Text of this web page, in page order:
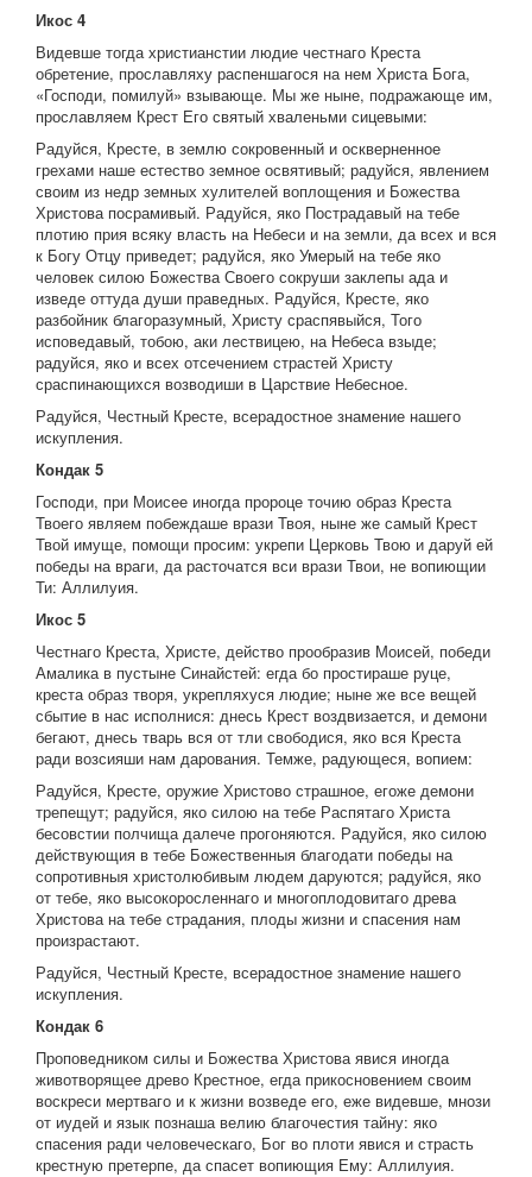
Икос 4
Видевше тогда христианстии людие честнаго Креста
обретение, прославляху распеншагося на нем Христа Бога,
«Господи, помилуй» взывающе. Мы же ныне, подражающе им,
прославляем Крест Его святый хваленьми сицевыми:
Радуйся, Кресте, в землю сокровенный и оскверненное
грехами наше естество земное освятивый; радуйся, явлением
своим из недр земных хулителей воплощения и Божества
Христова посрамивый. Радуйся, яко Пострадавый на тебе
плотию прия всяку власть на Небеси и на земли, да всех и вся
к Богу Отцу приведет; радуйся, яко Умерый на тебе яко
человек силою Божества Своего сокруши заклепы ада и
изведе оттуда души праведных. Радуйся, Кресте, яко
разбойник благоразумный, Христу сраспявыйся, Того
исповедавый, тобою, аки лествицею, на Небеса взыде;
радуйся, яко и всех отсечением страстей Христу
сраспинающихся возводиши в Царствие Небесное.
Радуйся, Честный Кресте, всерадостное знамение нашего
искупления.
Кондак 5
Господи, при Моисее иногда пророце точию образ Креста
Твоего являем побеждаше врази Твоя, ныне же самый Крест
Твой имуще, помощи просим: укрепи Церковь Твою и даруй ей
победы на враги, да расточатся вси врази Твои, не вопиющии
Ти: Аллилуия.
Икос 5
Честнаго Креста, Христе, действо прообразив Моисей, победи
Амалика в пустыне Синайстей: егда бо простираше руце,
креста образ творя, укрепляхуся людие; ныне же все вещей
сбытие в нас исполнися: днесь Крест воздвизается, и демони
бегают, днесь тварь вся от тли свободися, яко вся Креста
ради возсияши нам дарования. Темже, радующеся, вопием:
Радуйся, Кресте, оружие Христово страшное, егоже демони
трепещут; радуйся, яко силою на тебе Распятаго Христа
бесовстии полчища далече прогоняются. Радуйся, яко силою
действующия в тебе Божественныя благодати победы на
сопротивныя христолюбивым людем даруются; радуйся, яко
от тебе, яко высокоросленнаго и многоплодовитаго древа
Христова на тебе страдания, плоды жизни и спасения нам
произрастают.
Радуйся, Честный Кресте, всерадостное знамение нашего
искупления.
Кондак 6
Проповедником силы и Божества Христова явися иногда
животворящее древо Крестное, егда прикосновением своим
воскреси мертваго и к жизни возведе его, еже видевше, мнози
от иудей и язык познаша велию благочестия тайну: яко
спасения ради человеческаго, Бог во плоти явися и страсть
крестную претерпе, да спасет вопиющия Ему: Аллилуия.